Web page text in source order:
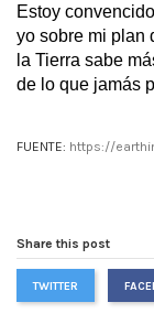
Estoy
yo sobre mi plan
la Tierra sabe
de lo que jamás
FUENTE: https://
Share this post
TWITTER